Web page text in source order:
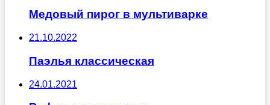
Медовый пирог в мультиварке
21.10.2022
Паэлья классическая
24.01.2021